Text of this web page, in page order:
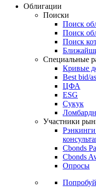
Облигации
Поиски
Поиск
Поиск
Поиск
Специальные
Кривые
Best bid/
ЦФА
ESG
Сукук
Участники
Cbonds
Cbonds
Опросы